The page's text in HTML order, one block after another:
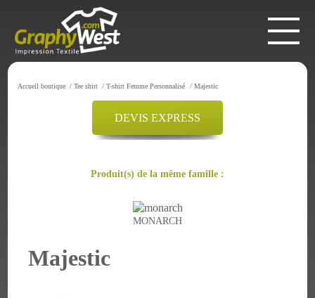
Accueil boutique / Tee shirt / T-shirt Femme Personnalisé / Majestic
DEVIS EXPRESS
Produit(s) de la même famille :
MONARCH
Majestic